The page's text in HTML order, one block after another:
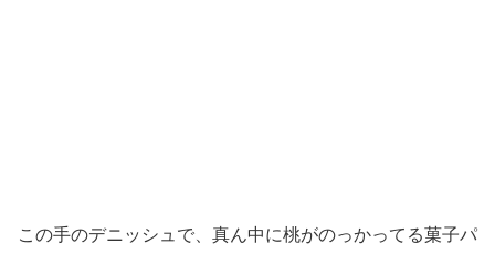
この手のデニッシュで、真ん中に桃がのっかってる菓子パ